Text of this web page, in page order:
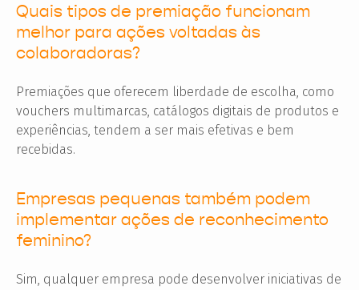
Quais tipos de premiação funcionam
melhor para ações voltadas às
colaboradoras?
Premiações que oferecem liberdade de escolha, como
vouchers multimarcas, catálogos digitais de produtos e
experiências, tendem a ser mais efetivas e bem
recebidas.
Empresas pequenas também podem
implementar ações de reconhecimento
feminino?
Sim, qualquer empresa pode desenvolver iniciativas de